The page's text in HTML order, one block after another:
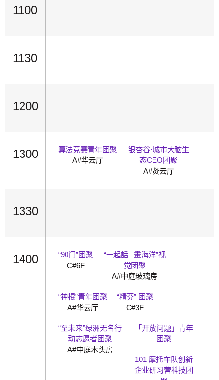
1100
1130
1200
1300
算法竞赛青年团聚
A#华云厅
银杏谷·城市大脑生
态CEO团聚
A#贤云厅
1330
1400
“90门”团聚
C#6F
“一起話 | 畫海洋”视
觉团聚
A#中庭玻璃房
“神棍”青年团聚
A#华云厅
“精芬” 团聚
C#3F
“至未来”绿洲无名行
动志愿者团聚
A#中庭木头房
「开放问题」青年
团聚
101 摩托车队创新
企业研习营科技团